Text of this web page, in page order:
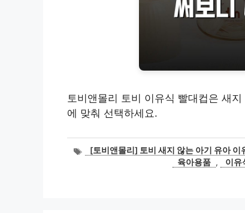
토비앤몰리 토비 이유식 빨대컵은 새
에 맞춰 선택하세요.
태[토비앤몰리] 토비 새지 않는 아기 유아
육아용품 , 이유